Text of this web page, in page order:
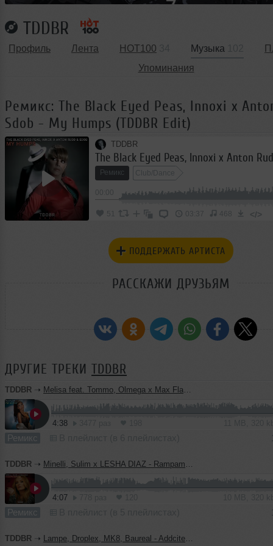
TDDBR
Профиль Лента HOT100 Музыка
Упоминания
Ремикс: The Black Eyed Peas, Innoxi x
Sdob - My Humps (TDDBR Edit)
TDDBR
Ремикс Club/Dance
51 03:37 468 </>
ПОДДЕРЖАТЬ АРТИСТА
РАССКАЖИ ДРУЗЬЯМ
ДРУГИЕ ТРЕКИ TDDBR
TDDBR ➝ Melisa feat. Tommo, Olmega x Max Flame & Dj Zosh - I'm Alone (TDDBR Edit)
4:38
Ремикс
TDDBR ➝ Minelli, Sulim х LESHA DIAZ - Rampampam (TDDBR Edit)
4:07
Ремикс
TDDBR ➝ Lampe, Droplex, MK8, Baureal - Addcited Impressions (TDDBR Edit)